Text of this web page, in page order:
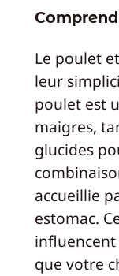
Le poulet
leur
poulet est
maigres,
glucides
accueillie
estomac.
que votre